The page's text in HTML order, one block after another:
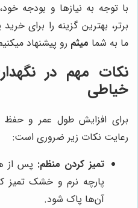
با توجه به نیازها و بودجه
برتر، بهترین گزینه را برای
ما به شما میثم رو پیشنهاد
نکات مهم در
خیاطی
برای افزایش طول عمر و
رعایت نکات زیر ضروری است:
تمیز کردن منظم: پس از
پارچه نرم و خشک تمیز
آن‌ها پاک شود.